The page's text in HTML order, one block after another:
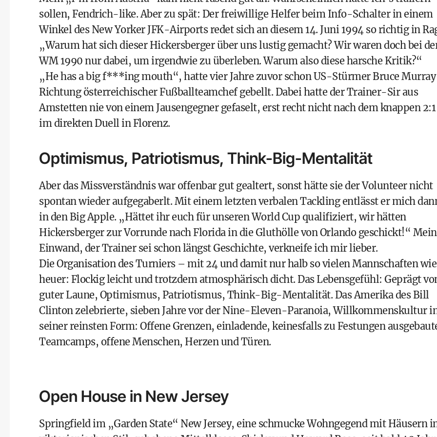
sollen, Fendrich-like. Aber zu spät: Der freiwillige Helfer beim Info-Schalter in einem
Winkel des New Yorker JFK-Airports redet sich an diesem 14. Juni 1994 so richtig in
„Warum hat sich dieser Hickersberger über uns lustig gemacht? Wir waren doch bei
WM 1990 nur dabei, um irgendwie zu überleben. Warum also diese harsche Kritik?“
„He has a big f***ing mouth“, hatte vier Jahre zuvor schon US-Stürmer Bruce
Richtung österreichischer Fußballteamchef gebellt. Dabei hatte der Trainer-Sir aus
Amstetten nie von einem Jausengegner gefaselt, erst recht nicht nach dem knappen 2:1
im direkten Duell in Florenz.
Optimismus, Patriotismus, Think-Big-Mentalität
Aber das Missverständnis war offenbar gut gealtert, sonst hätte sie der Volunteer nicht
spontan wieder aufgegaberlt. Mit einem letzten verbalen Tackling entlässt er mich
in den Big Apple. „Hättet ihr euch für unseren World Cup qualifiziert, wir hätten
Hickersberger zur Vorrunde nach Florida in die Gluthölle von Orlando geschickt!“
Einwand, der Trainer sei schon längst Geschichte, verkneife ich mir lieber.
Die Organisation des Turniers – mit 24 und damit nur halb so vielen Mannschaften wie
heuer: Flockig leicht und trotzdem atmosphärisch dicht. Das Lebensgefühl: Geprägt
guter Laune, Optimismus, Patriotismus, Think-Big-Mentalität. Das Amerika des Bill
Clinton zelebrierte, sieben Jahre vor der Nine-Eleven-Paranoia, Willkommenskultur
seiner reinsten Form: Offene Grenzen, einladende, keinesfalls zu Festungen
Teamcamps, offene Menschen, Herzen und Türen.
Open House in New Jersey
Springfield im „Garden State“ New Jersey, eine schmucke Wohngegend mit Häusern